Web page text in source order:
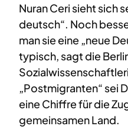
Nuran Ceri sieht sich
deutsch“. Noch
man sie eine „neue
typisch, sagt die
„Postmigranten“ sei
eine Chiffre für die
gemeinsamen Land.